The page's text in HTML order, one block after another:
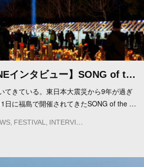
インタビュー】SONG of t…
てきている。東日本大震災から9年が過ぎ
日に福島で開催されてきたSONG of the …
FESTIVAL INTERVIEW